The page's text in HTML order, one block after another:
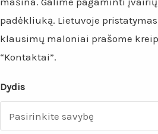
padėkliuką. Lietuvoje pristatymas
klausimų maloniai prašome
“Kontaktai”.
Dydis